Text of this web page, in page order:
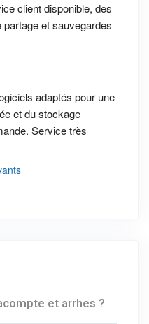
client disponible, des
et sauvegardes
adaptés pour une
et du stockage
Service très
et arrhes ?